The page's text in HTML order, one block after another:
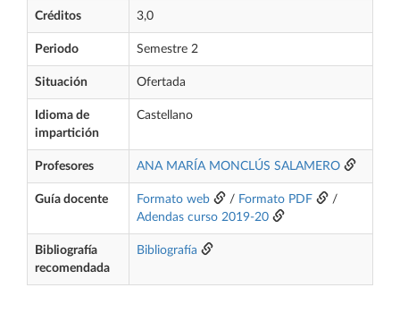
Créditos 3,0
Periodo Semestre 2
Situación Ofertada
Idioma de
impartición
Castellano
Profesores ANA MARÍA MONCLÚS SALAMERO
Guía docente Formato web / Formato PDF
/
Adendas curso 2019-20
Bibliografía
recomendada
Bibliografía